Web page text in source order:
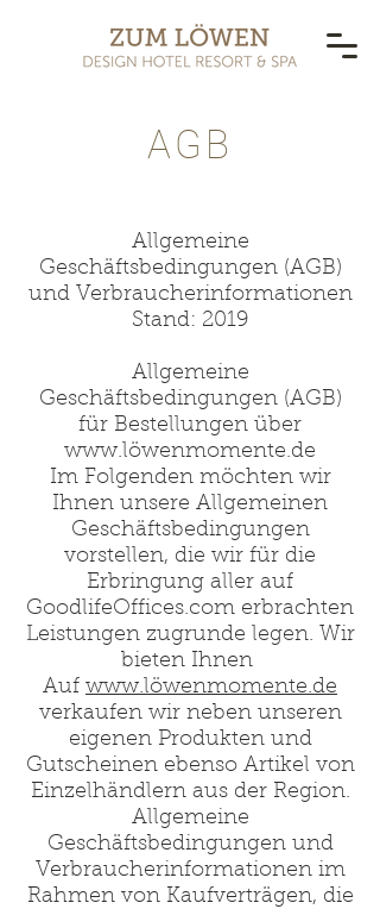
AGB
Allgemeine
Geschäftsbedingungen (AGB)
und Verbraucherinformationen
Stand: 2019
Allgemeine
Geschäftsbedingungen (AGB)
für Bestellungen über
www.löwenmomente.de
Im Folgenden möchten wir
Ihnen unsere Allgemeinen
Geschäftsbedingungen
vorstellen, die wir für die
Erbringung aller auf
GoodlifeOffices.com erbrachten
Leistungen zugrunde legen. Wir
bieten Ihnen
Auf www.löwenmomente.de
verkaufen wir neben unseren
eigenen Produkten und
Gutscheinen ebenso Artikel von
Einzelhändlern aus der Region.
Allgemeine
Geschäftsbedingungen und
Verbraucherinformationen im
Rahmen von Kaufverträgen, die